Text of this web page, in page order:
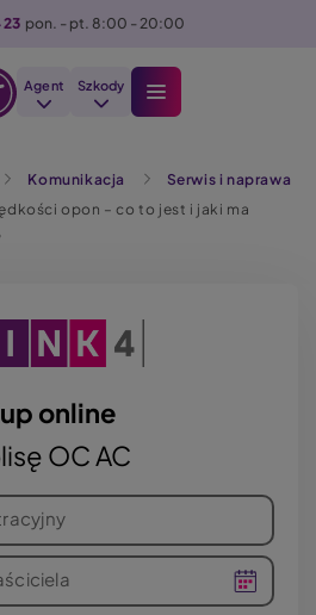
23 pon. - pt. 8:00 - 20:00
Agent Szkody
Komunikacja
Serwis i naprawa
opon – co to jest i jaki ma
online
OC AC